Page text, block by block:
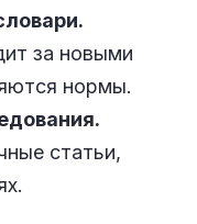
за новыми
нормы.
статьи,